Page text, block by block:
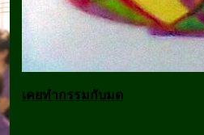
เคยทำกรรมกับมด